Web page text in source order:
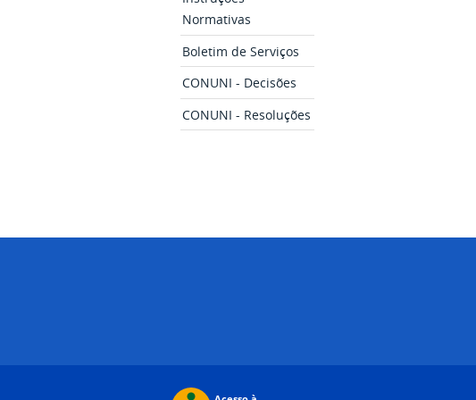
Normativas
Boletim de Serviços
CONUNI - Decisões
CONUNI - Resoluções